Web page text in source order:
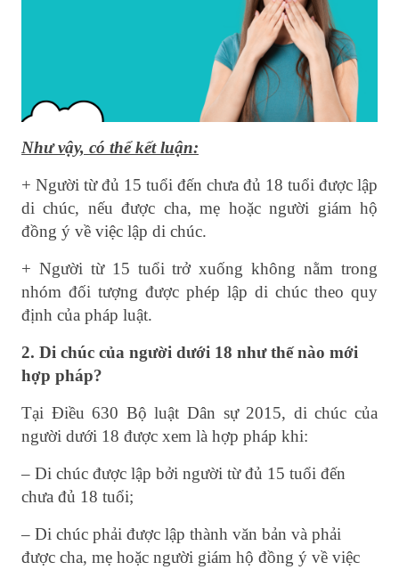
Như vậy, có thể kết luận:
+ Người từ đủ 15 tuổi đến chưa đủ 18 tuổi được lập
di chúc, nếu được cha, mẹ hoặc người giám hộ
đồng ý về việc lập di chúc.
+ Người từ 15 tuổi trở xuống không nằm trong
nhóm đối tượng được phép lập di chúc theo quy
định của pháp luật.
2. Di chúc của người dưới 18 như thế nào mới
hợp pháp?
Tại Điều 630 Bộ luật Dân sự 2015, di chúc của
người dưới 18 được xem là hợp pháp khi:
– Di chúc được lập bởi người từ đủ 15 tuổi đến
chưa đủ 18 tuổi;
– Di chúc phải được lập thành văn bản và phải
được cha, mẹ hoặc người giám hộ đồng ý về việc